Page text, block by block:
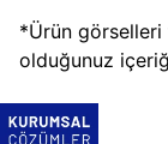
*Ürün görselleri
olduğunuz